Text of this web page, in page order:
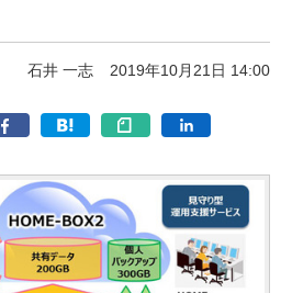
石井 一志 2019年10月21日 14:00